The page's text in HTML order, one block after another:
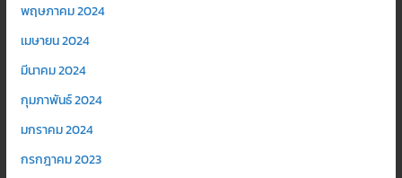
พฤษภาคม 2024
เมษายน 2024
มีนาคม 2024
กุมภาพันธ์ 2024
มกราคม 2024
กรกฎาคม 2023